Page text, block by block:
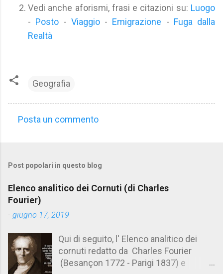
Vedi anche aforismi, frasi e citazioni su: Luogo
- Posto - Viaggio- Emigrazione - Fuga dalla
Realtà
Geografia
m
e
n
t
Posta un commento
Post popolari in questo blog
Elenco analitico dei Cornuti (di Charles
Fourier)
- giugno 17, 2019
Qui di seguito, l' Elenco analitico dei
cornuti redatto da Charles Fourier
(Besançon 1772 - Parigi 1837) e